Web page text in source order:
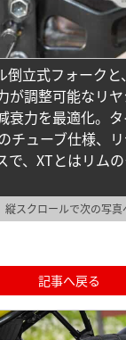
倒立式フォークと
が調整可能なリ
衰力を最適化。
チューブ仕様、
で、XTとはリム
縦スクロールで次の写真
記事へ戻る